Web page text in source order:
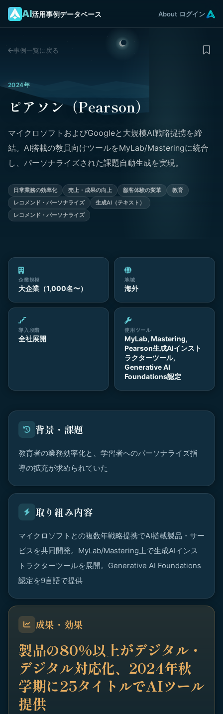
AI活用事例データベース About ログイン
事例一覧に戻る
2024年
ピアソン（Pearson）
マイクロソフトおよびGoogleと大規模AI戦略提携を締
結。AI搭載の教員向けツールをMyLab/Masteringに統合
し、パーソナライズされた課題自動生成を実現。
日常業務の効率化 売上・成果の向上 顧客体験の変革
教育
レコメンド・パーソナライズ
生成AI（テキスト）
レコメンド・パーソナライズ
企業規模
大企業（1,000名〜）
地域
海外
導入段階
全社展開
使用ツール
MyLab, Mastering,
Pearson生成AIインスト
ラクターツール,
Generative AI
Foundations認定
背景・課題
教育者の業務効率化と、学習者へのパーソナライズ指
導の拡充が求められていた
取り組み内容
マイクロソフトとの複数年戦略提携でAI搭載製品・サー
ビスを共同開発。MyLab/Mastering上で生成AIインス
トラクターツールを展開。Generative AI Foundations
認定を9言語で提供
成果・効果
製品の80%以上がデジタル・
デジタル対応化、2024年秋
学期に25タイトルでAIツール
提供